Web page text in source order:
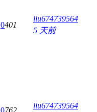
0401
liu674739564
5 天前
0762
liu674739564